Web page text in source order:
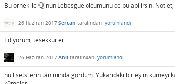
Bu ornek ile Q
Q'nun Lebesgue olcumunu de bulabilirsin. Not
26 Haziran 2017 Sercan tarafından yorumlandı
Ediyorum, tesekkurler.
26 Haziran 2017 Anil tarafından yorumlandı
null sets'lerin tanımında gördüm. Yukarıdaki birleşim kümeyi